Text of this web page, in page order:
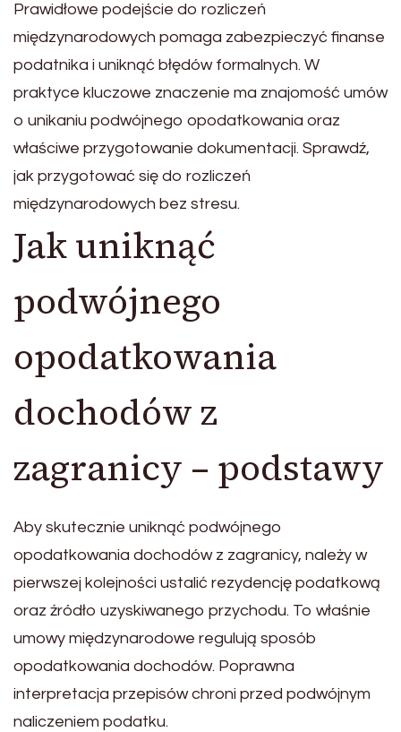
Prawidłowe podejście do rozliczeń
międzynarodowych pomaga zabezpieczyć finanse
podatnika i uniknąć błędów formalnych. W
praktyce kluczowe znaczenie ma znajomość umów
o unikaniu podwójnego opodatkowania oraz
właściwe przygotowanie dokumentacji. Sprawdź,
jak przygotować się do rozliczeń
międzynarodowych bez stresu.
Jak uniknąć
podwójnego
opodatkowania
dochodów z
zagranicy – podstawy
Aby skutecznie uniknąć podwójnego
opodatkowania dochodów z zagranicy, należy w
pierwszej kolejności ustalić rezydencję podatkową
oraz źródło uzyskiwanego przychodu. To właśnie
umowy międzynarodowe regulują sposób
opodatkowania dochodów. Poprawna
interpretacja przepisów chroni przed podwójnym
naliczeniem podatku.